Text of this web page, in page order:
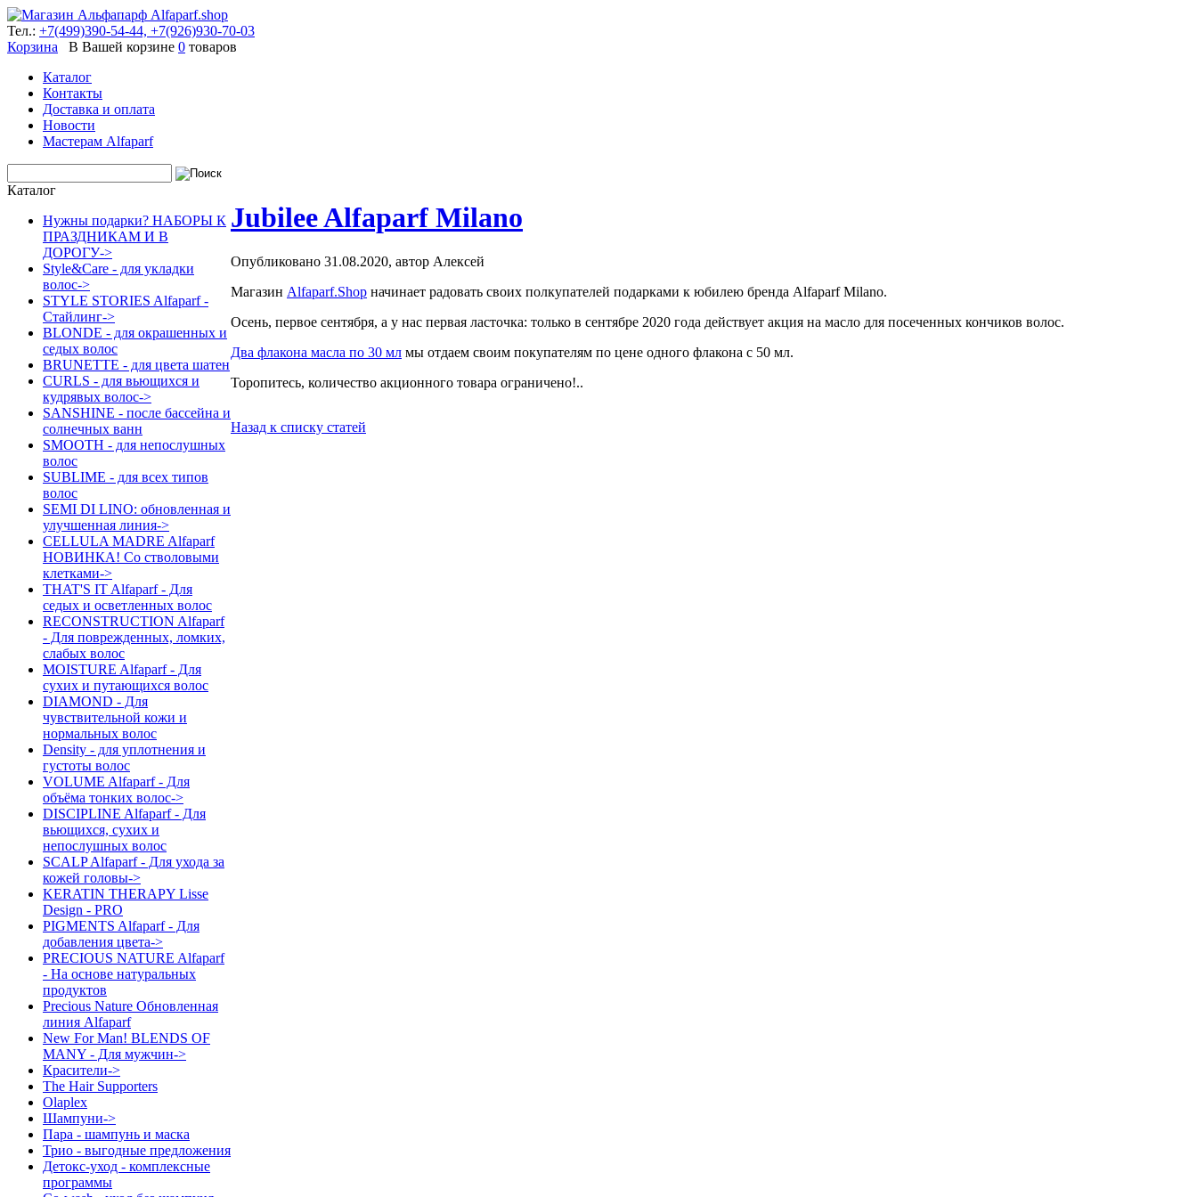
Тел.: +7(499)390-54-44, +7(926)930-70-03
Корзина В Вашей корзине 0 товаров
Каталог
Контакты
Доставка и оплата
Новости
Мастерам Alfaparf
Каталог
Нужны подарки? НАБОРЫ К
ПРАЗДНИКАМ И В
ДОРОГУ->
Style&Care - для укладки
волос->
STYLE STORIES Alfaparf -
Стайлинг->
BLONDE - для окрашенных и
седых волос
BRUNETTE - для цвета шатен
CURLS - для вьющихся и
кудрявых волос->
SANSHINE - после бассейна и
солнечных ванн
SMOOTH - для непослушных
волос
SUBLIME - для всех типов
волос
SEMI DI LINO: обновленная и
улучшенная линия->
CELLULA MADRE Alfaparf
НОВИНКА! Со стволовыми
клетками->
THAT'S IT Alfaparf - Для
седых и осветленных волос
RECONSTRUCTION Alfaparf
- Для поврежденных, ломких,
слабых волос
MOISTURE Alfaparf - Для
сухих и путающихся волос
DIAMOND - Для
чувствительной кожи и
нормальных волос
Density - для уплотнения и
густоты волос
VOLUME Alfaparf - Для
объёма тонких волос->
DISCIPLINE Alfaparf - Для
вьющихся, сухих и
непослушных волос
SCALP Alfaparf - Для ухода за
кожей головы->
KERATIN THERAPY Lisse
Design - PRO
PIGMENTS Alfaparf - Для
добавления цвета->
PRECIOUS NATURE Alfaparf
- На основе натуральных
продуктов
Precious Nature Обновленная
линия Alfaparf
New For Man! BLENDS OF
MANY - Для мужчин->
Красители->
The Hair Supporters
Olaplex
Шампуни->
Пара - шампунь и маска
Трио - выгодные предложения
Детокс-уход - комплексные
программы
Jubilee Alfaparf Milano
Опубликовано 31.08.2020, автор Алексей
Магазин Alfaparf.Shop начинает радовать своих полкупателей подарками к юбилею бренда Alfaparf Milano.
Осень, первое сентября, а у нас первая ласточка: только в сентябре 2020 года действует акция на масло для посеченных кончиков волос.
Два флакона масла по 30 мл мы отдаем своим покупателям по цене одного флакона с 50 мл.
Торопитесь, количество акционного товара ограничено!..
Назад к списку статей